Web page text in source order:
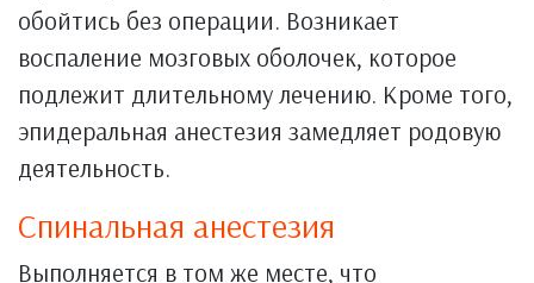
обойтись без операции. Возникает
воспаление мозговых оболочек, которое
подлежит длительному лечению. Кроме того,
эпидеральная анестезия замедляет родовую
деятельность.
Спинальная анестезия
Выполняется в том же месте, что